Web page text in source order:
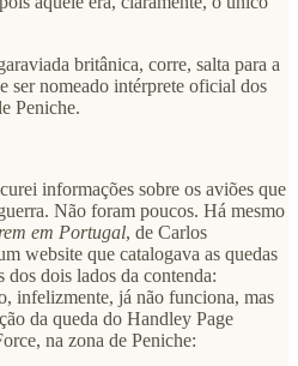
britânica, corre, salta para a
ser nomeado intérprete oficial dos
Peniche.
informações sobre os aviões que
Não foram poucos. Há mesmo
em Portugal, de Carlos
website que catalogava as quedas
dos dois lados da contenda:
infelizmente, já não funciona, mas
da queda do Handley Page
na zona de Peniche: